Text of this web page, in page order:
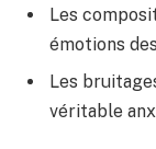
Les
émotions
Les
véritable